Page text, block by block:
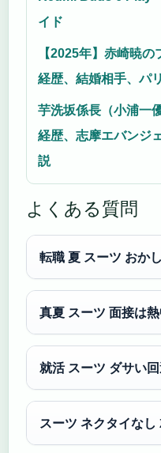
イド
【2025年】赤崎暁
経歴、結婚相手、パ
芋洗坂係長（小浦一
経歴、志摩エバンジ
説
よくある質問
転職 夏 スーツ おか
真夏 スーツ 面接は
就活 スーツ ダサい
スーツ ネクタイなし